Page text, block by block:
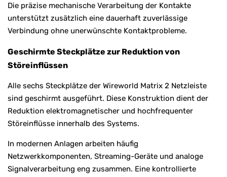
Die präzise mechanische Verarbeitung der Kontakte
unterstützt zusätzlich eine dauerhaft zuverlässige
Verbindung ohne unerwünschte Kontaktprobleme.
Geschirmte Steckplätze zur Reduktion von
Störeinflüssen
Alle sechs Steckplätze der Wireworld Matrix 2 Netzleiste
sind geschirmt ausgeführt. Diese Konstruktion dient der
Reduktion elektromagnetischer und hochfrequenter
Störeinflüsse innerhalb des Systems.
In modernen Anlagen arbeiten häufig
Netzwerkkomponenten, Streaming-Geräte und analoge
Signalverarbeitung eng zusammen. Eine kontrollierte